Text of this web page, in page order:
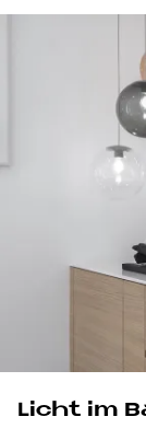
Licht im